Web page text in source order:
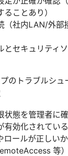
ことあり）
（社内LAN/外部
とセキュリティ
のトラブルシュ
状態を管理者に
有効化されてい
ロールが正しい
等）